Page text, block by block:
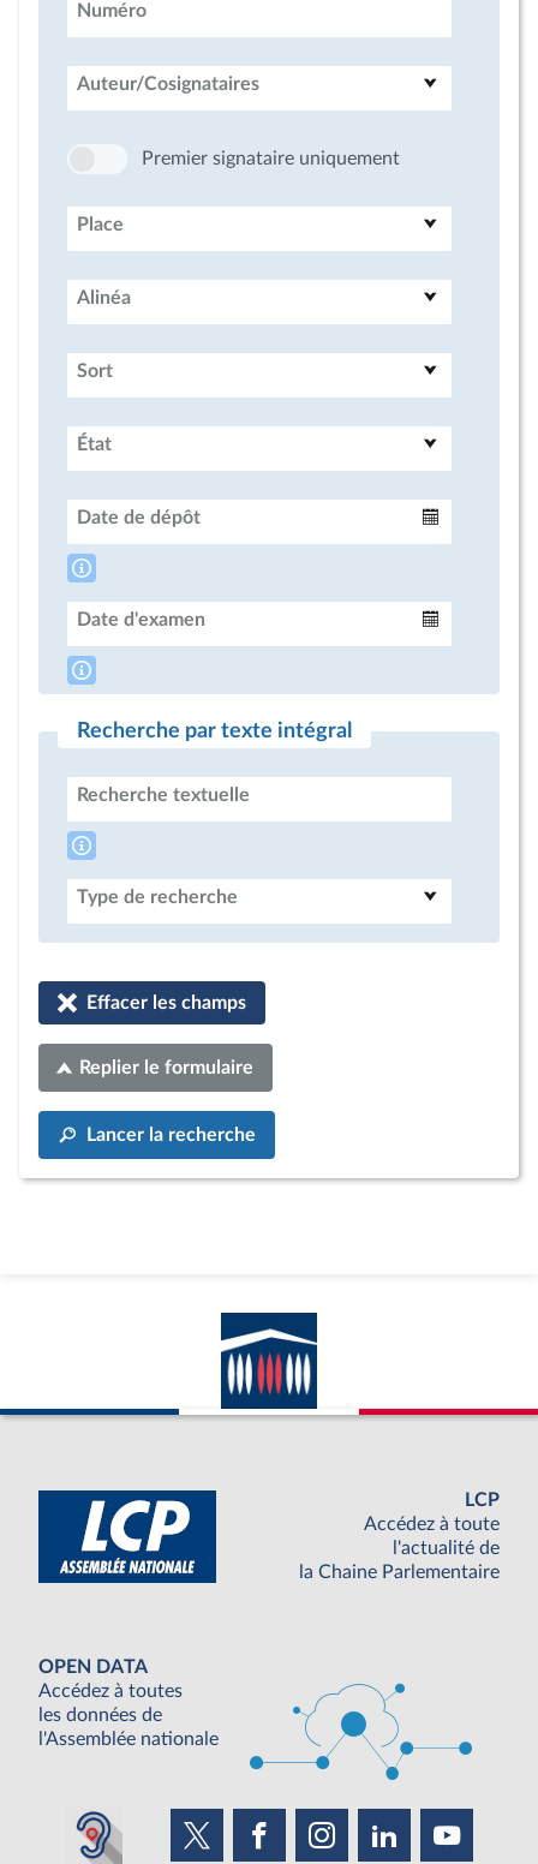
Numéro
Auteur/Cosignataires
Premier signataire uniquement
Place
Alinéa
Sort
État
Date de dépôt
Date d'examen
Recherche par texte intégral
Recherche textuelle
Type de recherche
Effacer les champs
Replier le formulaire
Lancer la recherche
LCP
Accédez à toute
l'actualité de
la Chaine Parlementaire
OPEN DATA
Accédez à toutes
les données de
l'Assemblée nationale